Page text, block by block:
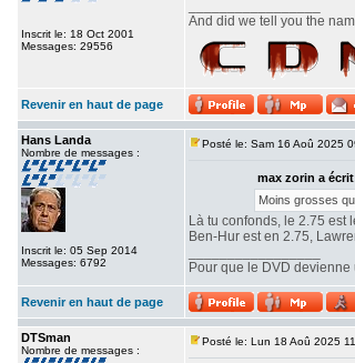
Inscrit le: 18 Oct 2001
Messages: 29556
And did we tell you the
Revenir en haut de page
Hans Landa
Nombre de messages :
Inscrit le: 05 Sep 2014
Messages: 6792
Posté le: Sam 16 Aoû 2025
max zorin a
Moins grosses
Là tu confonds, le 2.75
Ben-Hur est en 2.75,
Pour que le DVD
Revenir en haut de page
DTSman
Nombre de messages :
Posté le: Lun 18 Aoû 2025